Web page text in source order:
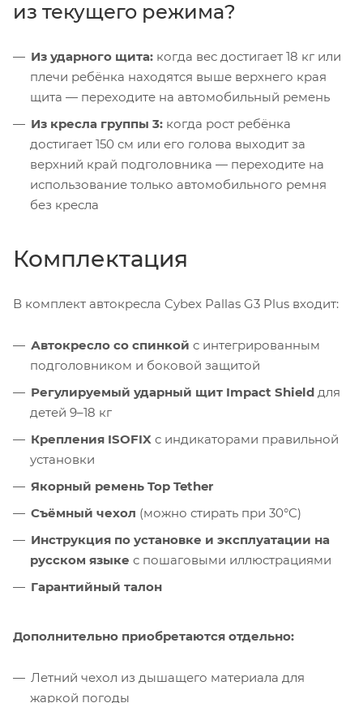
из текущего режима?
Из ударного щита: когда вес достигает 18 кг или
плечи ребёнка находятся выше верхнего края
щита — переходите на автомобильный ремень
Из кресла группы 3: когда рост ребёнка
достигает 150 см или его голова выходит за
верхний край подголовника — переходите на
использование только автомобильного ремня
без кресла
Комплектация
В комплект автокресла Cybex Pallas G3 Plus входит:
Автокресло со спинкой с интегрированным
подголовником и боковой защитой
Регулируемый ударный щит Impact Shield для
детей 9–18 кг
Крепления ISOFIX с индикаторами правильной
установки
Якорный ремень Top Tether
Съёмный чехол (можно стирать при 30°C)
Инструкция по установке и эксплуатации на
русском языке с пошаговыми иллюстрациями
Гарантийный талон
Дополнительно приобретаются отдельно:
Летний чехол из дышащего материала для
жаркой погоды